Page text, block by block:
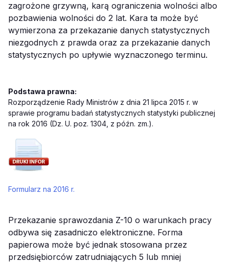
zagrożone grzywną, karą ograniczenia wolności albo
pozbawienia wolności do 2 lat. Kara ta może być
wymierzona za przekazanie danych statystycznych
niezgodnych z prawda oraz za przekazanie danych
statystycznych po upływie wyznaczonego terminu.
Podstawa prawna:
Rozporządzenie Rady Ministrów z dnia 21 lipca 2015 r. w
sprawie programu badań statystycznych statystyki publicznej
na rok 2016 (Dz. U. poz. 1304, z późn. zm.).
Formularz na 2016 r.
Przekazanie sprawozdania Z-10 o warunkach pracy
odbywa się zasadniczo elektroniczne. Forma
papierowa może być jednak stosowana przez
przedsiębiorców zatrudniających 5 lub mniej